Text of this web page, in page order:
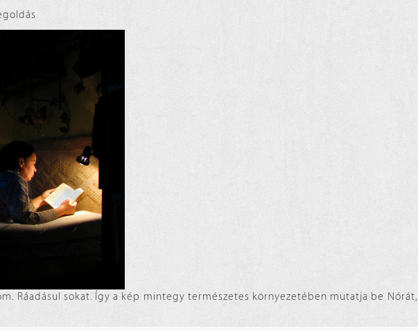
Ráadásul sokat. Így a kép mintegy természetes környezetében mutatja be Nórát,